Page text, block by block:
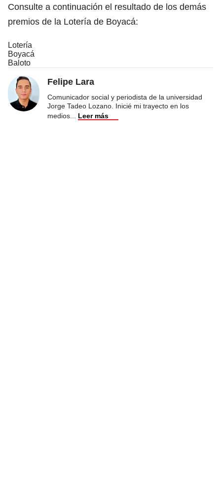
Consulte a continuación el resultado de los demás
premios de la Lotería de Boyacá:
Lotería
Boyacá
Baloto
Felipe Lara
Comunicador social y periodista de la universidad
Jorge Tadeo Lozano. Inicié mi trayecto en los
medios
Leer más